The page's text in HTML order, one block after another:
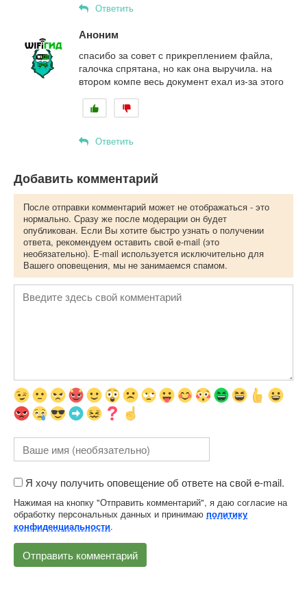
Ответить
Аноним
спасибо за совет с прикреплением файла,
галочка спрятана, но как она выручила. на
втором компе весь документ ехал из-за этого
Ответить
Добавить комментарий
После отправки комментарий может не отображаться - это
нормально. Сразу же после модерации он будет
опубликован. Если Вы хотите быстро узнать о получении
ответа, рекомендуем оставить свой e-mail (это
необязательно). E-mail используется исключительно для
Вашего оповещения, мы не занимаемся спамом.
Я хочу получить оповещение об ответе на свой e-mail.
Нажимая на кнопку "Отправить комментарий", я даю согласие на
обработку персональных данных и принимаю политику
конфиденциальности.